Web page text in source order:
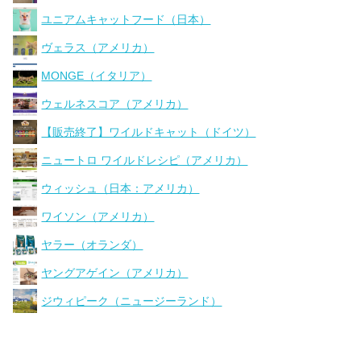
ユニアムキャットフード（日本）
ヴェラス（アメリカ）
MONGE（イタリア）
ウェルネスコア（アメリカ）
【販売終了】ワイルドキャット（ドイツ）
ニュートロ ワイルドレシピ（アメリカ）
ウィッシュ（日本：アメリカ）
ワイソン（アメリカ）
ヤラー（オランダ）
ヤングアゲイン（アメリカ）
ジウィピーク（ニュージーランド）